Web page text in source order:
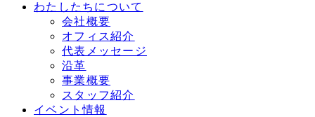
わたしたちについて
会社概要
オフィス紹介
代表メッセージ
沿革
事業概要
スタッフ紹介
イベント情報